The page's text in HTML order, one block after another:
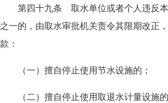
第四十九条 取水单位或者个人违反本
之一的，由取水审批机关责令其限期改正
款：
（一）擅自停止使用节水设施的；
（二）擅自停止使用取退水计量设施的